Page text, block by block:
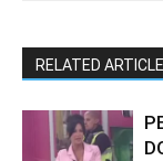
RELATED